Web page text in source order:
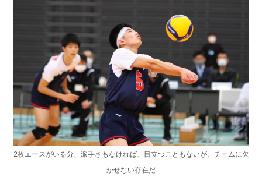
2枚エースがいる分、派手さもなければ、目立つこともないが、チームに欠
かせない存在だ